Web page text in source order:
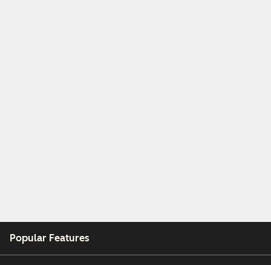
Popular Features